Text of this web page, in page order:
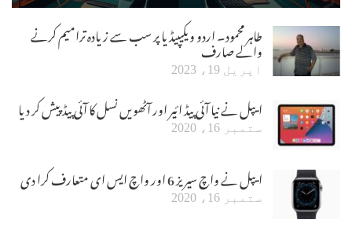
طاہر محمود۔ اردو ویکیپیڈیا پر سب سے زیادہ ترامیم کرنے
والے صارف
اپریل 19، 2023
ایپل نے نیا آئی پیڈ ائیر اور آٹھویں نسل کا آئی پیڈ پیش کر دیا
ستمبر 16، 2020
ایپل نے واچ سیریز 6 اور واچ ایس ای متعارف کرا دی
ستمبر 16، 2020